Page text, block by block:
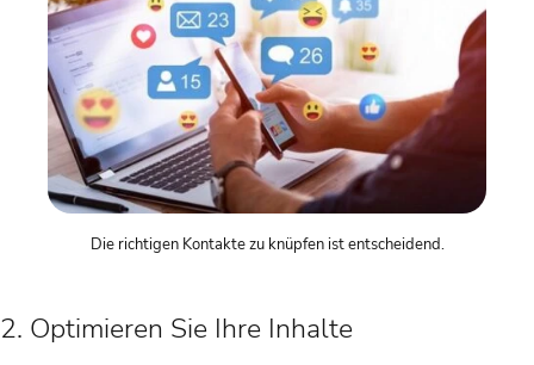
Die richtigen Kontakte zu knüpfen ist entscheidend.
2. Optimieren Sie Ihre Inhalte